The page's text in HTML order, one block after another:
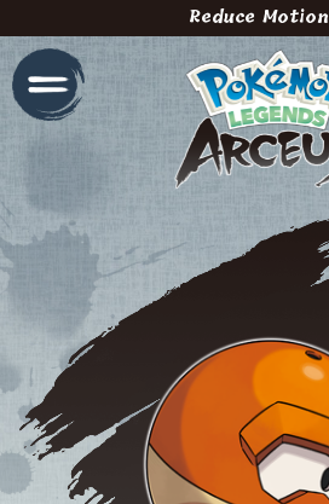
Reduce Motion